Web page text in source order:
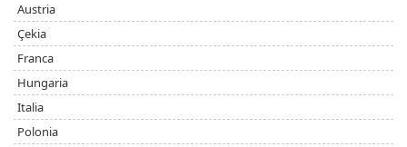
Austria
Çekia
Franca
Hungaria
Italia
Polonia